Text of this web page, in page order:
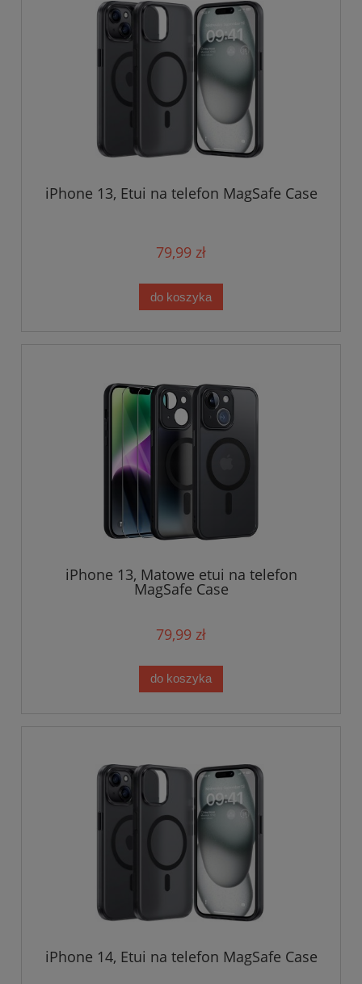
iPhone 13, Etui na telefon MagSafe Case
79,99 zł
do koszyka
iPhone 13, Matowe etui na telefon
MagSafe Case
79,99 zł
do koszyka
iPhone 14, Etui na telefon MagSafe Case